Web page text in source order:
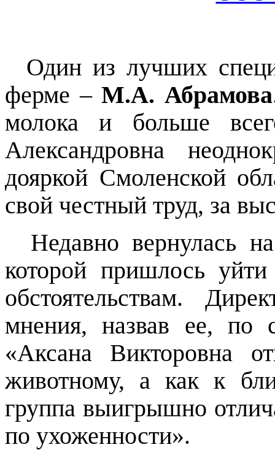
Один из лучших
ферме –М.А. Абрамова
молока и больше
Александровна
дояркой Смоленской
свой честный труд, за
Недавно вернулась
которой пришлось
обстоятельствам.
мнения, назвав ее, по
«Аксана Викторовна
животному, а как к
группа выигрышно
по ухоженности».